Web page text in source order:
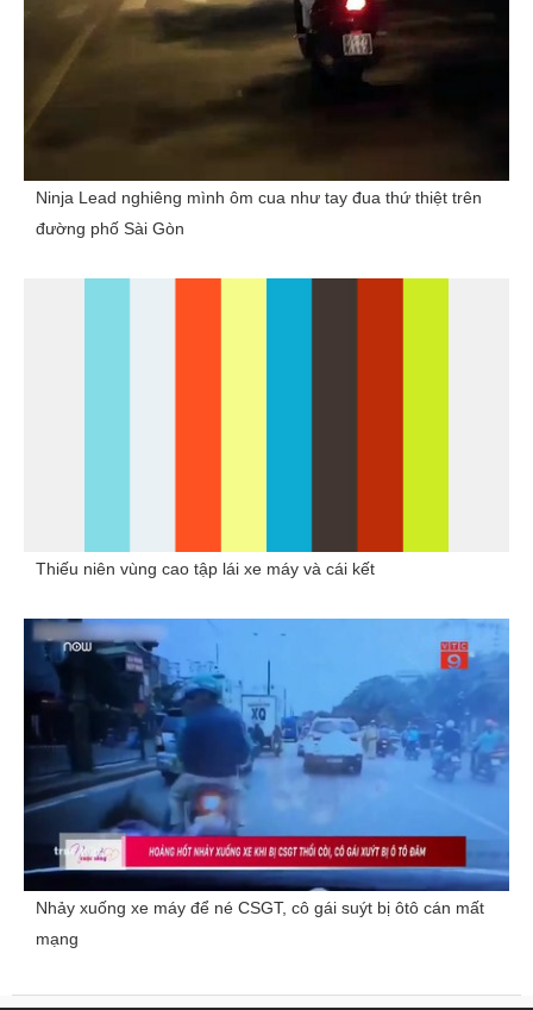
Ninja Lead nghiêng mình ôm cua như tay đua thứ thiệt trên
đường phố Sài Gòn
Thiếu niên vùng cao tập lái xe máy và cái kết
Nhảy xuống xe máy để né CSGT, cô gái suýt bị ôtô cán mất
mạng